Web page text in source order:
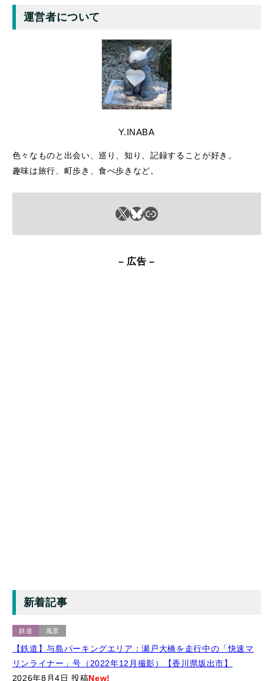
趣味は旅行、町歩き、食べ歩きなど。
X Bluesky リンク
【鉄道】与島パーキングエリア：瀬戸大橋を走行中の「快速マ
リンライナー」号（2022年12月撮影）【香川県坂出市】
2026年8月4日 投稿 New!